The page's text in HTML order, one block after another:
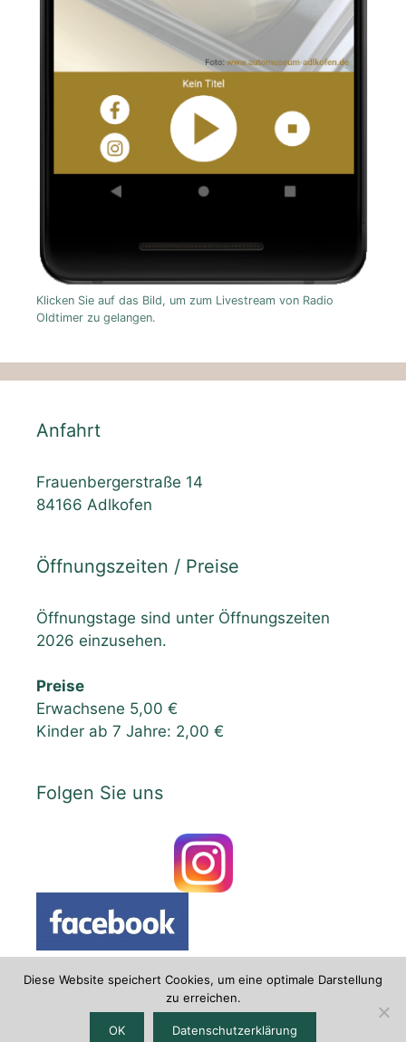
Klicken Sie auf das Bild, um zum Livestream von Radio
Oldtimer zu gelangen.
Anfahrt
Frauenbergerstraße 14
84166 Adlkofen
Öffnungszeiten / Preise
Öffnungstage sind unter Öffnungszeiten
2026 einzusehen.
Preise
Erwachsene 5,00 €
Kinder ab 7 Jahre: 2,00 €
Folgen Sie uns
Diese Website speichert Cookies, um eine optimale Darstellung
zu erreichen.
OK Datenschutzerklärung